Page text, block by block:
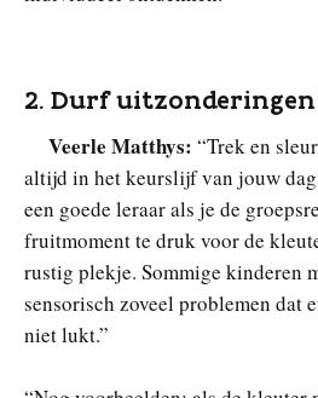
2. Durf uitzonderingen
Veerle Matthys: “Trek en
altijd in het keurslijf van jouw
een goede leraar als je de
fruitmoment te druk voor de
rustig plekje. Sommige kinderen
sensorisch zoveel problemen dat
niet lukt.”